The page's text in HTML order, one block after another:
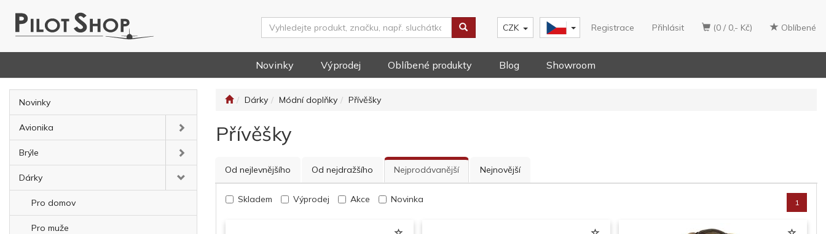
(0 / 0,- Kč) Oblíbené
Registrace Přihlásit
CZK
Novinky Výprodej Oblíbené produkty Blog Showroom
Novinky
Avionika
Brýle
Dárky
Pro domov
Pro muže
Dárky Módní doplňky Přívěšky
Přívěšky
Od nejlevnějšího Od nejdražšího Nejprodávanější Nejnovější
Skladem Výprodej Akce Novinka 1